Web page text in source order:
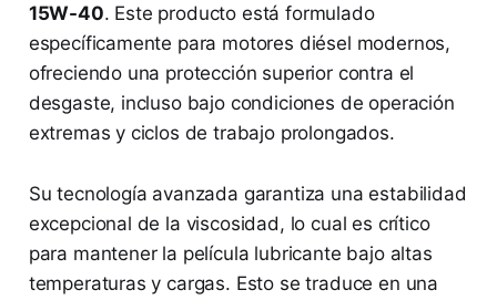
15W-40. Este producto está formulado
específicamente para motores diésel modernos,
ofreciendo una protección superior contra el
desgaste, incluso bajo condiciones de operación
extremas y ciclos de trabajo prolongados.
Su tecnología avanzada garantiza una estabilidad
excepcional de la viscosidad, lo cual es crítico
para mantener la película lubricante bajo altas
temperaturas y cargas. Esto se traduce en una